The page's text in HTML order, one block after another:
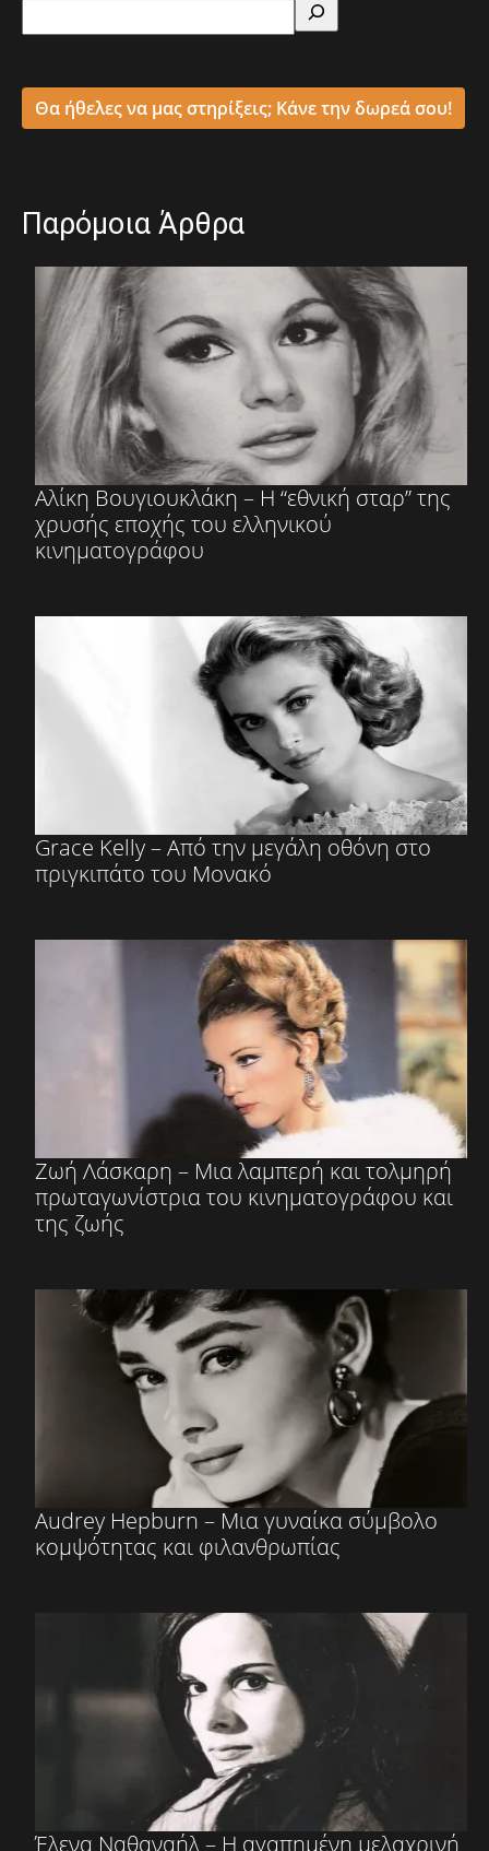
Θα ήθελες να μας στηρίξεις; Κάνε την δωρεά σου!
Παρόμοια Άρθρα
Αλίκη Βουγιουκλάκη – Η “εθνική σταρ” της
χρυσής εποχής του ελληνικού
κινηματογράφου
Grace Kelly – Από την μεγάλη οθόνη στο
πριγκιπάτο του Μονακό
Ζωή Λάσκαρη – Μια λαμπερή και τολμηρή
πρωταγωνίστρια του κινηματογράφου και
της ζωής
Audrey Hepburn – Μια γυναίκα σύμβολο
κομψότητας και φιλανθρωπίας
Έλενα Ναθαναήλ – Η αγαπημένη μελαχρινή